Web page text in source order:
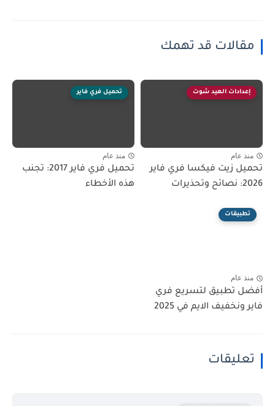
مقالات قد تهمك
إعدادات الهيد شوت
منذ عام
تحميل زيت فيكسا فري فاير
2026: نصائح وتحذيرات
تحميل فري فاير
منذ عام
تحميل فري فاير 2017: تجنب
هذه الأخطاء
تطبيقات
منذ عام
أفضل تطبيق لتسريع فري
فاير ونخفيف الايم في 2025
تعليقات